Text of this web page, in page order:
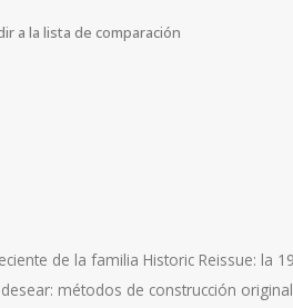
a la lista de comparación
de la familia Historic Reissue: la
métodos de construcción